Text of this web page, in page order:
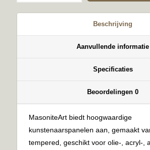
Beschrijving
Aanvullende informatie
Specificaties
Beoordelingen 0
MasoniteArt biedt hoogwaardige
kunstenaarspanelen aan, gemaakt
tempered, geschikt voor olie-, acryl-,